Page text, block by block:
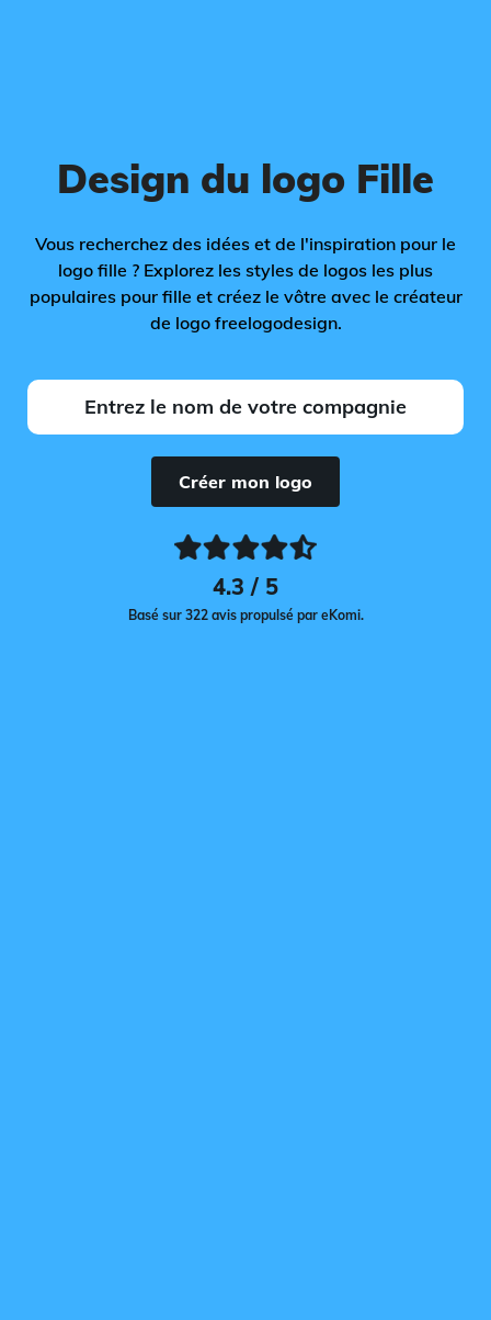
Design du logo Fille
Vous recherchez des idées et de l'inspiration pour le
logo fille ? Explorez les styles de logos les plus
populaires pour fille et créez le vôtre avec le créateur
de logo freelogodesign.
Créer mon logo
4.3 / 5
Basé sur 322 avis propulsé par eKomi.